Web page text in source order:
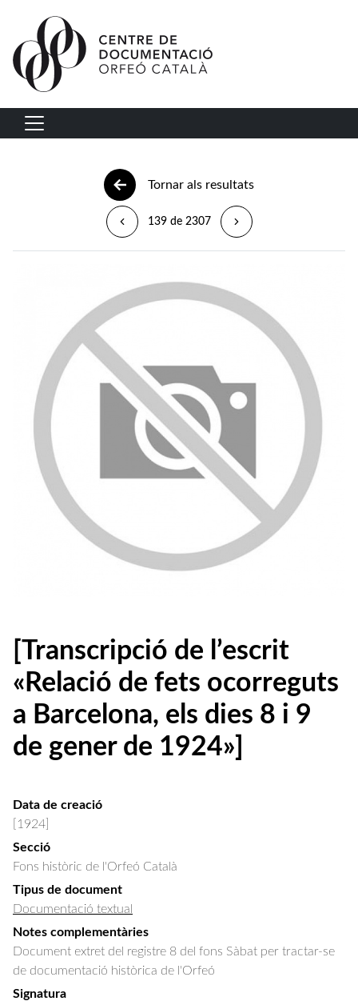
Vés al contingut
Navegació principal
Tornar als resultats
139 de 2307
[Transcripció de l’escrit
«Relació de fets ocorreguts
a Barcelona, els dies 8 i 9
de gener de 1924»]
Data de creació
[1924]
Secció
Fons històric de l'Orfeó Català
Tipus de document
Documentació textual
Notes complementàries
Document extret del registre 8 del fons Sàbat per tractar-se
de documentació històrica de l'Orfeó
Signatura